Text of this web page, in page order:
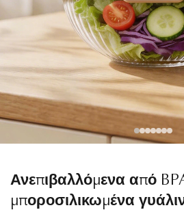
Ανεπιβαλλόμενα από
μποροσιλικωμένα